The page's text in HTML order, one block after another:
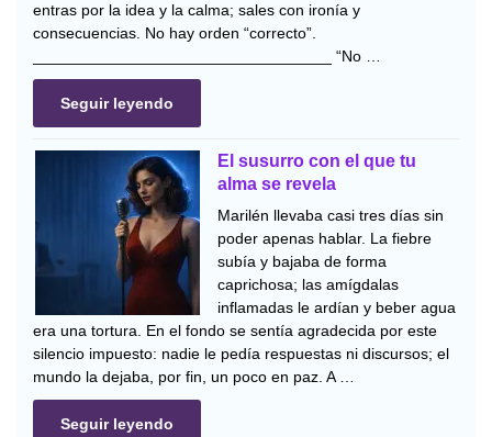
entras por la idea y la calma; sales con ironía y
consecuencias. No hay orden “correcto”.
__________________________________ “No …
Seguir leyendo
El susurro con el que tu
alma se revela
Marilén llevaba casi tres días sin
poder apenas hablar. La fiebre
subía y bajaba de forma
caprichosa; las amígdalas
inflamadas le ardían y beber agua
era una tortura. En el fondo se sentía agradecida por este
silencio impuesto: nadie le pedía respuestas ni discursos; el
mundo la dejaba, por fin, un poco en paz. A …
Seguir leyendo